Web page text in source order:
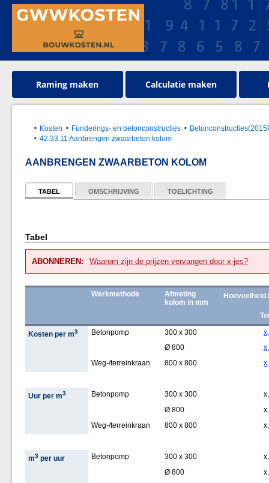
Raming maken Calculatie maken
Kosten Funderings- en betonconstructies
42.33.11 Aanbrengen zwaarbeton kolom
AANBRENGEN ZWAARBETON KOLOM
TABEL OMSCHRIJVING TOELICHTING
Tabel
ABONNEREN: Waarom zijn de prijzen vervangen door x-jes?
Werkmethode
Afmeting
kolom in mm
Hoeveelheid
Kosten per m3 Betonpomp 300 x 300
Ø 800
Weg-/terreinkraan
800 x 800
Uur per m3 Betonpomp 300 x 300
Ø 800
Weg-/terreinkraan
800 x 800
m3per uur Betonpomp 300 x 300
Ø 800